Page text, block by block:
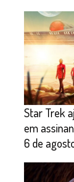
Star Trek
em
6 de